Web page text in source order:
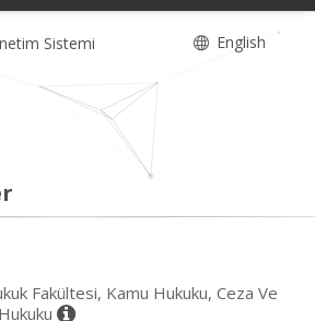
Sistemi English
Fakültesi, Kamu Hukuku, Ceza Ve